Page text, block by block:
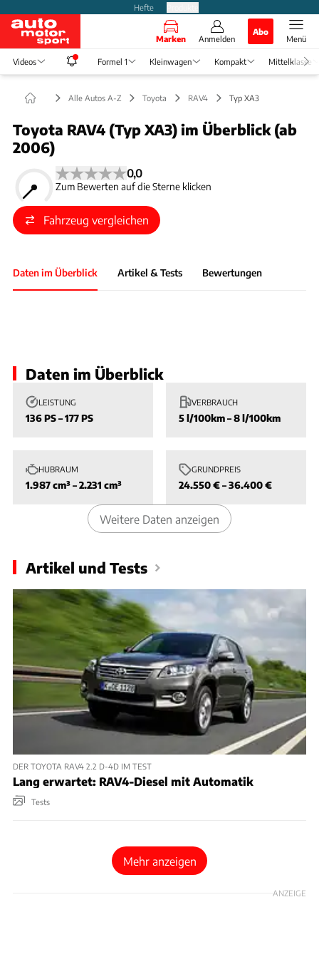
Hefte
Marken Anmelden
Abo
Menü
Videos Formel 1 Kleinwagen Kompakt Mittelklasse
Alle Autos A-Z Toyota RAV4 Typ XA3
Toyota RAV4 (Typ XA3) im Überblick (ab
2006)
0,0
Zum Bewerten auf die Sterne klicken
Fahrzeug vergleichen
Daten im Überblick Artikel & Tests Bewertungen
Daten im Überblick
LEISTUNG
136 PS – 177 PS
VERBRAUCH
5 l/100km – 8 l/100km
HUBRAUM
1.987 cm³ – 2.231 cm³
GRUNDPREIS
24.550 € – 36.400 €
Weitere Daten anzeigen
Artikel und Tests
DER TOYOTA RAV4 2.2 D-4D IM TEST
Lang erwartet: RAV4-Diesel mit Automatik
Tests
Mehr anzeigen
ANZEIGE